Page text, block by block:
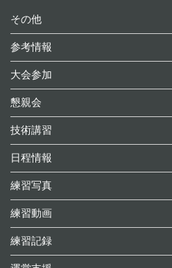
その他
参考情報
大会参加
懇親会
技術講習
日程情報
練習写真
練習動画
練習記録